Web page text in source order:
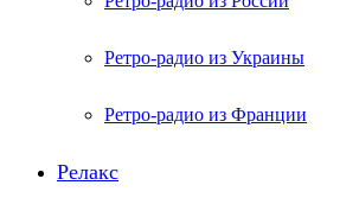
Ретро-радио из Украины
Ретро-радио из Франции
Релакс